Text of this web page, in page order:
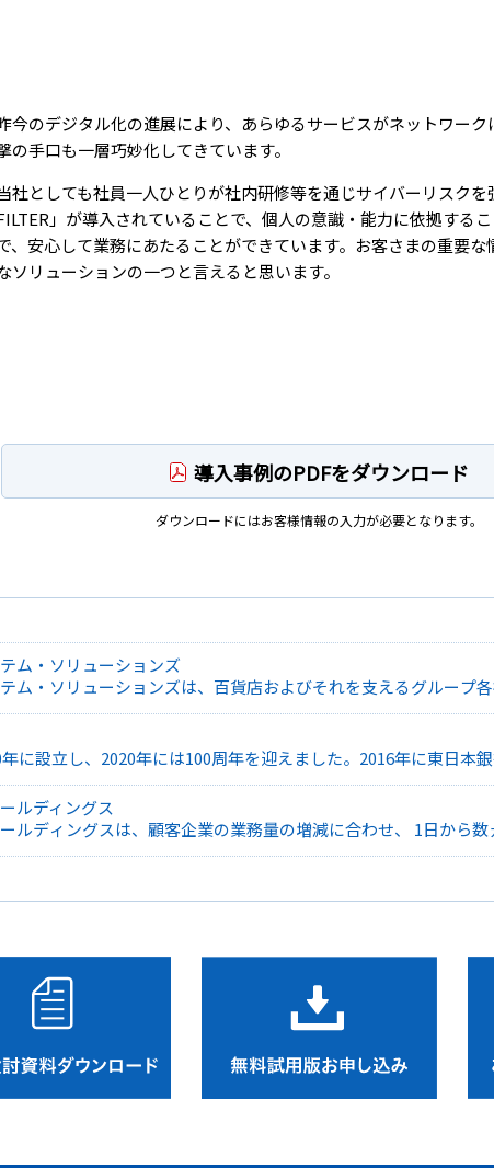
今のデジタル化の進展により、あらゆるサービスがネットワー
の手口も一層巧妙化してきています。
社としても社員一人ひとりが社内研修等を通じサイバーリスク
」が導入されていることで、個人の意識・能力に依拠する
、安心して業務にあたることができています。お客さまの重要
ソリューションの一つと言えると思います。
導入事例のPDFをダウンロード
ダウンロードにはお客様情報の入力が必要となります。
ム・ソリューションズ
ム・ソリューションズは、百貨店およびそれを支えるグループ
友の会業、物流業といったグループ会社の基幹システムの整備
ステムの企画・開発・運用・活用推進を手掛けています。1968
ア資産を活かし、昨今は独自開発したソリューションをグルー
に設立し、2020年には100周年を迎えました。2016年に東日本
・フィナンシャルグループに属しています。横浜銀行は、地方
。
ルディングス
ルディングスは、顧客企業の業務量の増減に合わせ、 1日から
」、 BtoB、BtoCを問わず、幅広い商材の販売促進のお手伝い
支援を行う「営業支援事業」、主に公共施設や一般企業などに対
の人をいちばん輝ける場所へ。」を企業理念として掲げ、1992